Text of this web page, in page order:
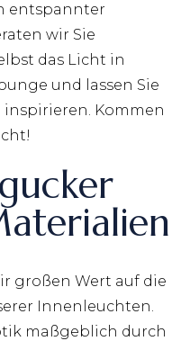
entspannter
wir Sie
das Licht in
und lassen Sie
Kommen
großen Wert auf die
Innenleuchten.
maßgeblich durch